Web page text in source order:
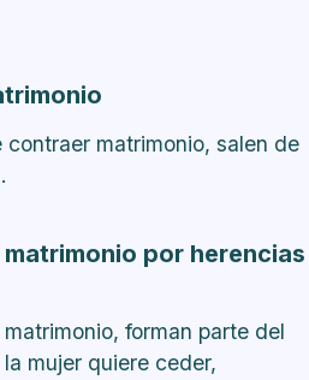
matrimonio, salen de
por herencias
forman parte del
mujer quiere ceder,